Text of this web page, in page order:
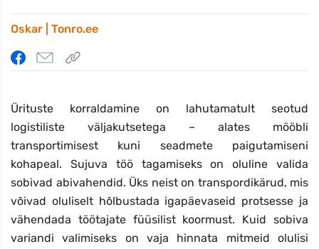
Oskar | Tonro.ee
Ürituste korraldamine on lahutamatult seotud
logistiliste väljakutsetega – alates mööbli
transportimisest kuni seadmete paigutamiseni
kohapeal. Sujuva töö tagamiseks on oluline valida
sobivad abivahendid. Üks neist on transpordikärud, mis
võivad oluliselt hõlbustada igapäevaseid protsesse ja
vähendada töötajate füüsilist koormust. Kuid sobiva
variandi valimiseks on vaja hinnata mitmeid olulisi